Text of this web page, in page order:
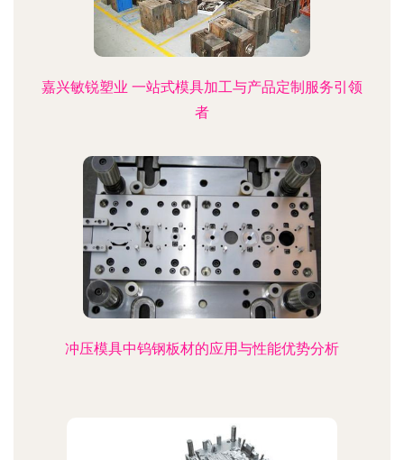
嘉兴敏锐塑业 一站式模具加工与产品定制服务引领
者
冲压模具中钨钢板材的应用与性能优势分析